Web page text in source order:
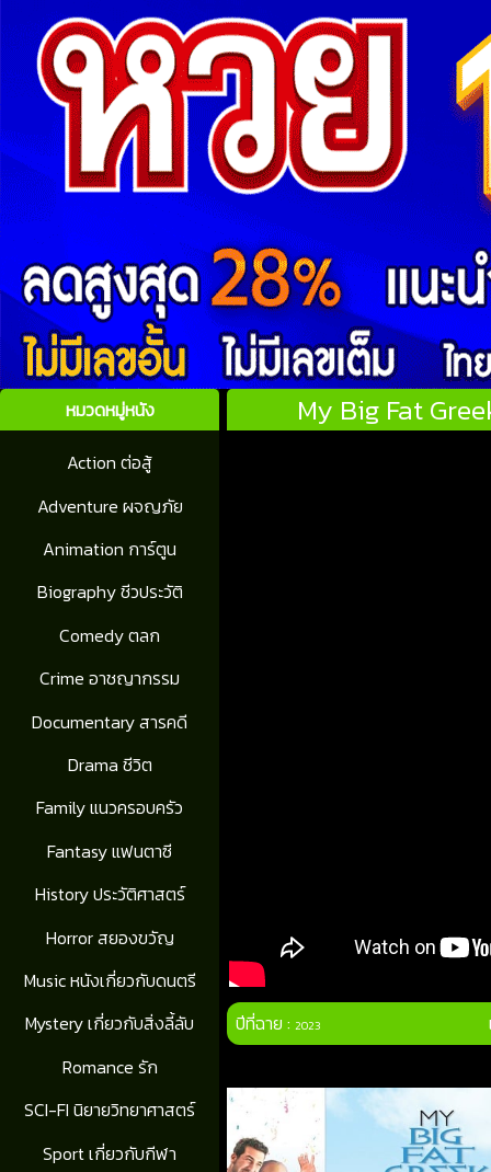
หมวดหมู่หนัง
Action ต่อสู้
Adventure ผจญภัย
Animation การ์ตูน
Biography ชีวประวัติ
Comedy ตลก
Crime อาชญากรรม
Documentary สารคดี
Drama ชีวิต
Family แนวครอบครัว
Fantasy แฟนตาซี
History ประวัติศาสตร์
Horror สยองขวัญ
Music หนังเกี่ยวกับดนตรี
Mystery เกี่ยวกับสิ่งลี้ลับ
Romance รัก
SCI-FI นิยายวิทยาศาสตร์
Sport เกี่ยวกับกีฬา
My Big Fat
ปีที่ฉาย :2023